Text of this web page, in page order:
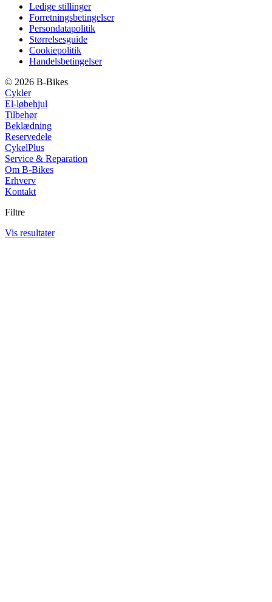
Ledige stillinger
Forretningsbetingelser
Persondatapolitik
Størrelsesguide
Cookiepolitik
Handelsbetingelser
© 2026 B-Bikes
Cykler
El-løbehjul
Tilbehør
Beklædning
Reservedele
CykelPlus
Service & Reparation
Om B-Bikes
Erhverv
Kontakt
Filtre
Vis resultater